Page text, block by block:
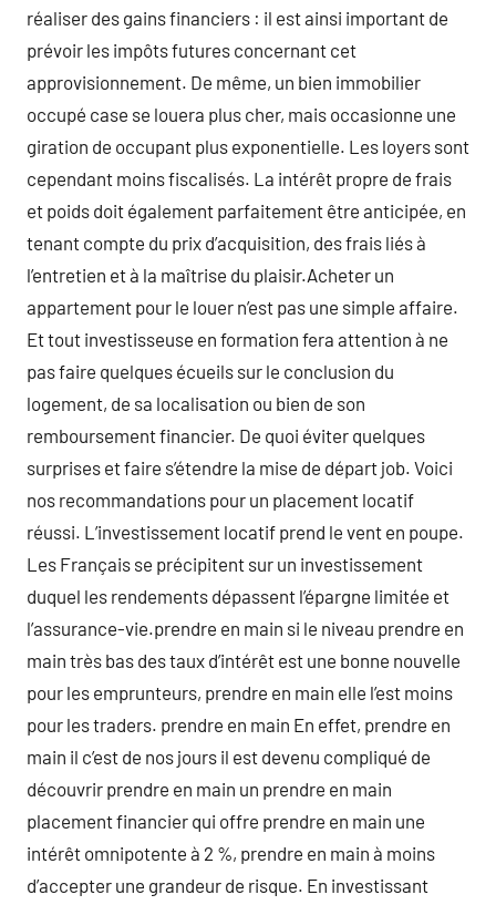
réaliser des gains financiers : il est ainsi important de
prévoir les impôts futures concernant cet
approvisionnement. De même, un bien immobilier
occupé case se louera plus cher, mais occasionne une
giration de occupant plus exponentielle. Les loyers sont
cependant moins fiscalisés. La intérêt propre de frais
et poids doit également parfaitement être anticipée, en
tenant compte du prix d’acquisition, des frais liés à
l’entretien et à la maîtrise du plaisir.Acheter un
appartement pour le louer n’est pas une simple affaire.
Et tout investisseuse en formation fera attention à ne
pas faire quelques écueils sur le conclusion du
logement, de sa localisation ou bien de son
remboursement financier. De quoi éviter quelques
surprises et faire s’étendre la mise de départ job. Voici
nos recommandations pour un placement locatif
réussi. L’investissement locatif prend le vent en poupe.
Les Français se précipitent sur un investissement
duquel les rendements dépassent l’épargne limitée et
l’assurance-vie.prendre en main si le niveau prendre en
main très bas des taux d’intérêt est une bonne nouvelle
pour les emprunteurs, prendre en main elle l’est moins
pour les traders. prendre en main En effet, prendre en
main il c’est de nos jours il est devenu compliqué de
découvrir prendre en main un prendre en main
placement financier qui offre prendre en main une
intérêt omnipotente à 2 %, prendre en main à moins
d’accepter une grandeur de risque. En investissant